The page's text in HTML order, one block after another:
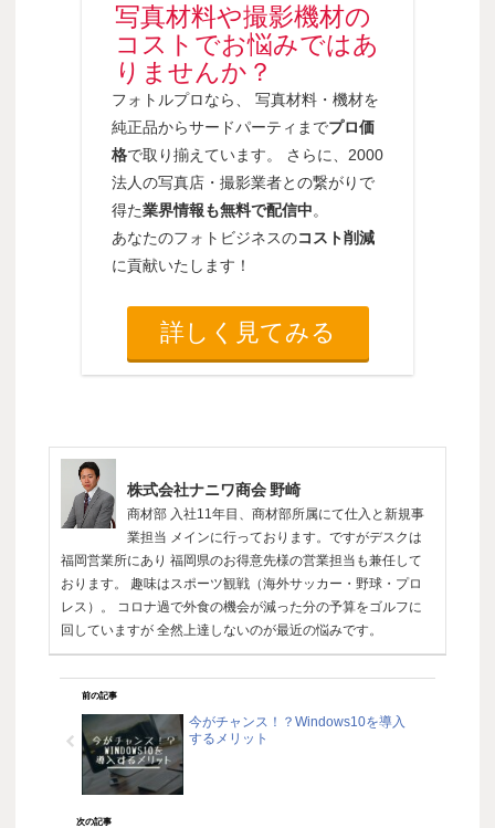
写真材料や撮影機材の
コストでお悩みではあ
りませんか？
フォトルプロなら、 写真材料・機材を
純正品からサードパーティまでプロ価
格で取り揃えています。 さらに、2000
法人の写真店・撮影業者との繋がりで
得た業界情報も無料で配信中。
あなたのフォトビジネスのコスト削減
に貢献いたします！
詳しく見てみる
株式会社ナニワ商会 野崎
商材部 入社11年目、商材部所属にて仕入と新規事
業担当 メインに行っております。ですがデスクは
福岡営業所にあり 福岡県のお得意先様の営業担当も兼任して
おります。 趣味はスポーツ観戦（海外サッカー・野球・プロ
レス）。 コロナ過で外食の機会が減った分の予算をゴルフに
回していますが 全然上達しないのが最近の悩みです。
前の記事
今がチャンス！？Windows10を導入
するメリット
次の記事